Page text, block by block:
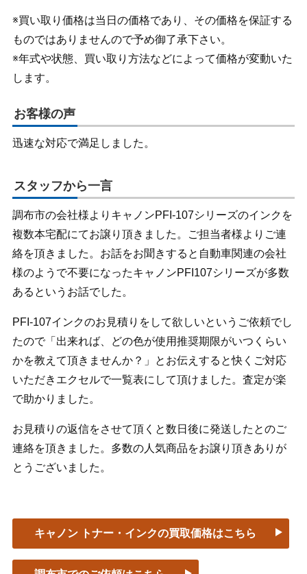
※買い取り価格は当日の価格であり、その価格を保証する
ものではありませんので予め御了承下さい。
※年式や状態、買い取り方法などによって価格が変動いた
します。
お客様の声
迅速な対応で満足しました。
スタッフから一言
調布市の会社様よりキャノンPFI-107シリーズのインクを
複数本宅配にてお譲り頂きました。ご担当者様よりご連
絡を頂きました。お話をお聞きすると自動車関連の会社
様のようで不要になったキャノンPFI107シリーズが多数
あるというお話でした。
PFI-107インクのお見積りをして欲しいというご依頼でし
たので「出来れば、どの色が使用推奨期限がいつくらい
かを教えて頂きませんか？」とお伝えすると快くご対応
いただきエクセルで一覧表にして頂けました。査定が楽
で助かりました。
お見積りの返信をさせて頂くと数日後に発送したとのご
連絡を頂きました。多数の人気商品をお譲り頂きありが
とうございました。
キャノン トナー・インクの買取価格はこちら